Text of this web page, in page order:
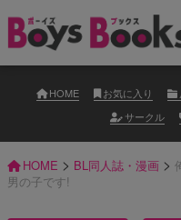
HOME お気に入り
サークル
HOME > BL同人誌・漫画 >
男の子です!